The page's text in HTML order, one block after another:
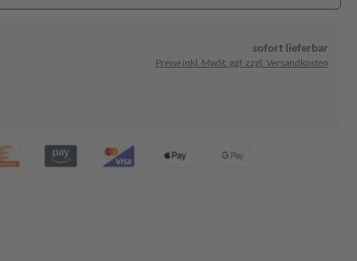
sofort lieferbar
Preise inkl. MwSt. ggf. zzgl. Versandkosten